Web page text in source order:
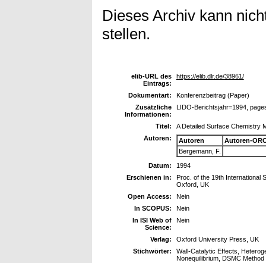
Dieses Archiv kann
stellen.
elib-URL des
Eintrags:
https://elib.dlr.de/38961/
Dokumentart:
Konferenzbeitrag (Paper)
Zusätzliche
Informationen:
LIDO-Berichtsjahr=1994,
Titel:
A Detailed Surface Chemistry
Autoren:
Autoren
Autoren-
Bergemann, F.
Datum:
1994
Erschienen in:
Proc. of the 19th International
Oxford, UK
Open Access:
Nein
In SCOPUS:
Nein
In ISI Web of
Science:
Nein
Verlag:
Oxford University Press, UK
Stichwörter:
Wall-Catalytic Effects,
Nonequilibrium, DSMC Method